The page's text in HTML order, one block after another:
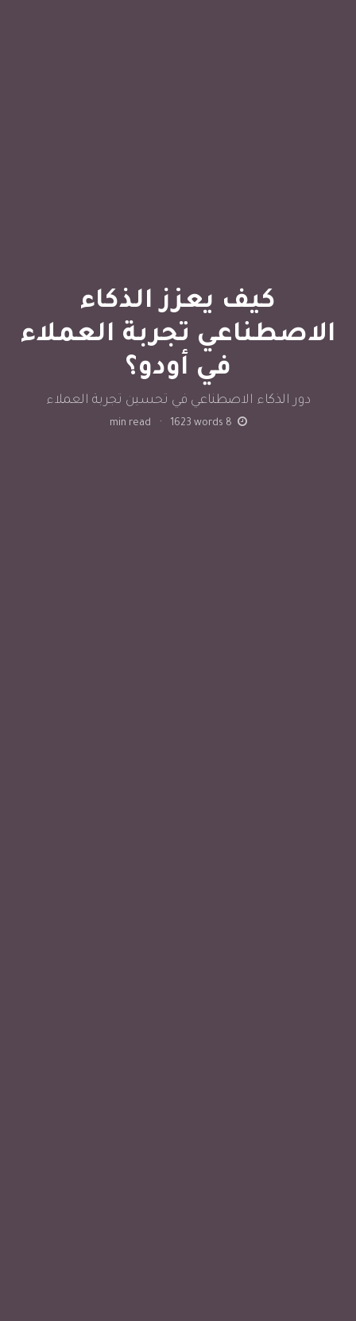
كيف يعزز الذكاء
الاصطناعي تجربة العملاء
في أودو؟
دور الذكاء الاصطناعي في تحسين تجربة العملاء
8
min read · 1623 words